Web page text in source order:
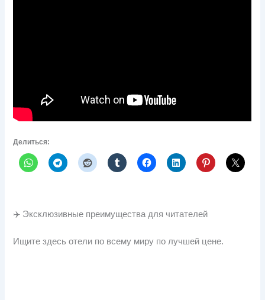
Делиться:
✈️ Эксклюзивные преимущества для читателей
Ищите здесь отели по всему миру по лучшей цене.